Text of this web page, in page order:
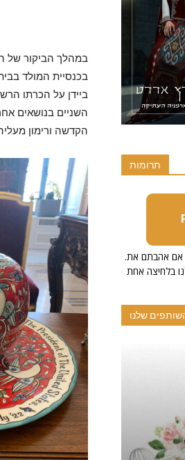
במהלך הביקור של
בכנסיית המולד
השניים בנושאים
הקדשה ורימון
תרומות
.פרויקט זה מיושם על ידי תרומות והתנדבות, אם אהבתם את
בלחיצה אחת
שלנו